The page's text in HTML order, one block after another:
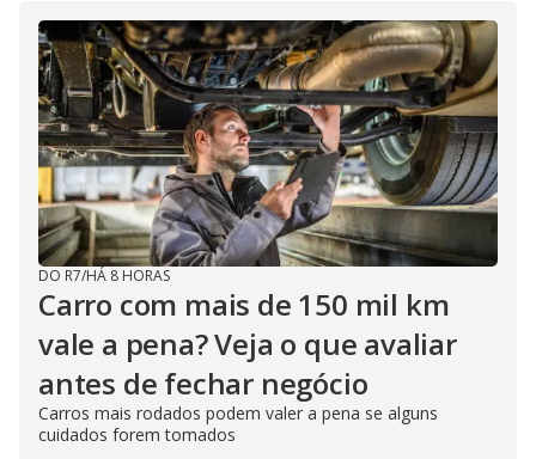
DO R7/HÁ 8 HORAS
Carro com mais de 150 mil km
vale a pena? Veja o que avaliar
antes de fechar negócio
Carros mais rodados podem valer a pena se alguns
cuidados forem tomados